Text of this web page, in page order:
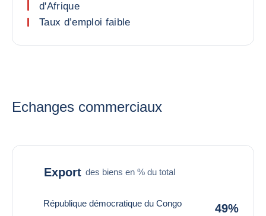
d'Afrique
Taux d’emploi faible
Echanges commerciaux
Export des biens en % du total
République démocratique du Congo 49%